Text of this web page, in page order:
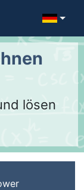
lösen